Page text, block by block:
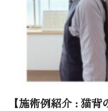
【施術例紹介 : 猫背